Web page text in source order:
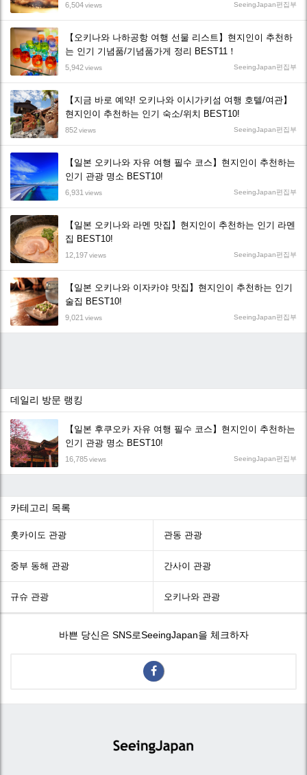
6,504views SeeingJapan편집부
【오키나와 나하공항 여행 선물 리스트】현지인이 추천하
는 인기 기념품/기념품가게 정리 BEST11！
5,942views SeeingJapan편집부
【지금 바로 예약! 오키나와 이시가키섬 여행 호텔/여관】
현지인이 추천하는 인기 숙소/위치 BEST10!
852views SeeingJapan편집부
【일본 오키나와 자유 여행 필수 코스】현지인이 추천하는
인기 관광 명소 BEST10!
6,931 views SeeingJapan편집부
【일본 오키나와 라멘 맛집】현지인이 추천하는 인기 라멘
집 BEST10!
12,197views SeeingJapan편집부
【일본 오키나와 이자카야 맛집】현지인이 추천하는 인기
술집 BEST10!
9,021 views SeeingJapan편집부
데일리 방문 랭킹
【일본 후쿠오카 자유 여행 필수 코스】현지인이 추천하는
인기 관광 명소 BEST10!
16,785views SeeingJapan편집부
카테고리 목록
홋카이도 관광 관동 관광
중부 동해 관광 간사이 관광
규슈 관광 오키나와 관광
바쁜 당신은 SNS로SeeingJapan을 체크하자